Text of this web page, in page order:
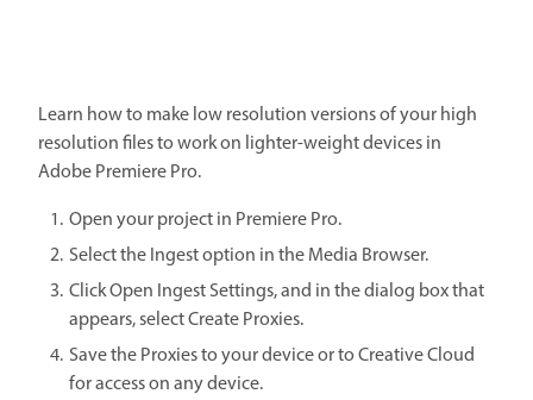
Learn how to make low resolution versions of your high
resolution files to work on lighter-weight devices in
Adobe Premiere Pro.
Open your project in Premiere Pro.
Select the Ingest option in the Media Browser.
Click Open Ingest Settings, and in the dialog box that
appears, select Create Proxies.
Save the Proxies to your device or to Creative Cloud
for access on any device.